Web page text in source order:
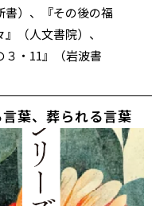
書）、『その後の福
（人文書院）、
・11』（岩波書
葉、葬られる言葉